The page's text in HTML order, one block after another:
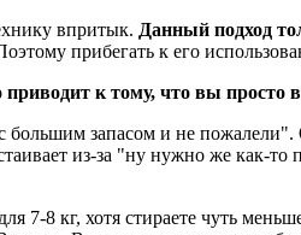
впритык. Данный подход
прибегать к его
к тому, что вы просто
запасом и не
из-за "ну нужно же как-
7-8 кг, хотя стираете чуть